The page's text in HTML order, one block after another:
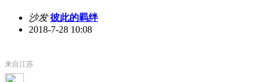
沙发 彼此的羁绊
2018-7-28 10:08
来自江苏